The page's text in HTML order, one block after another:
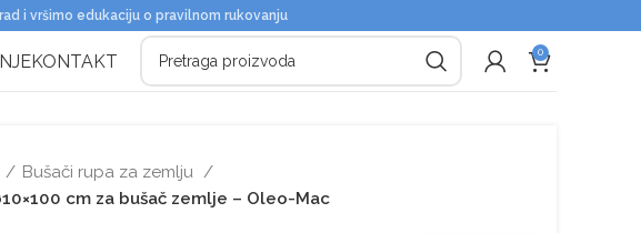
i vršimo edukaciju o pravilnom rukovanju
KONTAKT 0
Bušači rupa za zemlju
cm za bušač zemlje – Oleo-Mac